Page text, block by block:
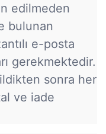
edilmeden
bulunan
e-posta
gerekmektedir.
sonra her
ve iade